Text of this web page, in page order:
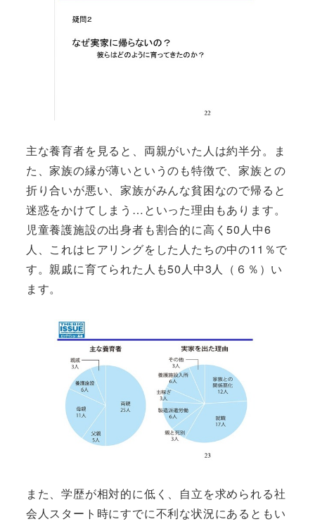
主な養育者を見ると、両親がいた人は約半分。ま
た、家族の縁が薄いというのも特徴で、家族との
折り合いが悪い、家族がみんな貧困なので帰ると
迷惑をかけてしまう…といった理由もあります。
児童養護施設の出身者も割合的に高く50人中6
人、これはヒアリングをした人たちの中の11％で
す。親戚に育てられた人も50人中3人（６％）い
ます。
また、学歴が相対的に低く、自立を求められる社
会人スタート時にすでに不利な状況にあるともい